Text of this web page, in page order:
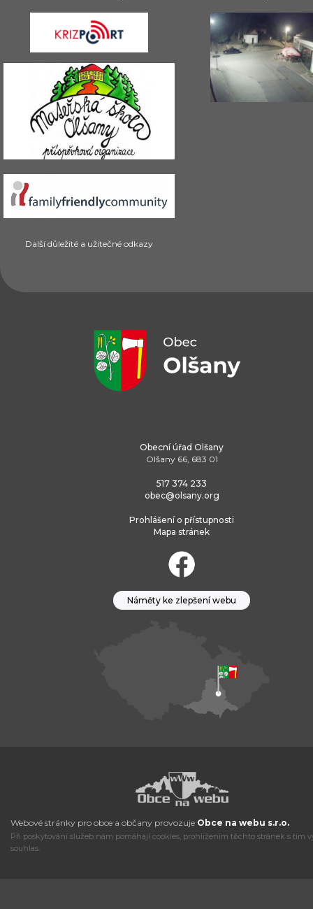
Další důležité a užitečné odkazy
Obecní úřad Olšany
Olšany 66, 683 01
517 374 233
obec@olsany.org
Prohlášení o přístupnosti
Mapa stránek
Náměty ke zlepšení webu
Webové stránky pro obce a občany provozuje Obce na webu s.r.o.
Při poskytování služeb nám pomáhají cookies, prohlížením těchto stránek s tím
souhlas.